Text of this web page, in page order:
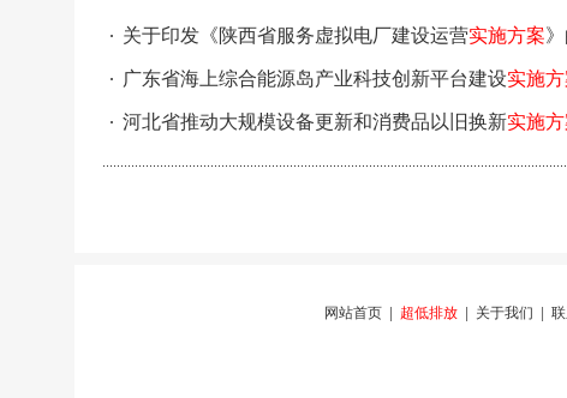
关于印发《陕西省服务虚拟电厂建设运营实施方案
广东省海上综合能源岛产业科技创新平台建设实施
河北省推动大规模设备更新和消费品以旧换新实施
网站首页 超低排放 关于我们